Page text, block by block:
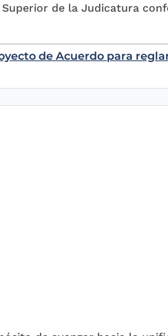
Superior de la Judicatura
de Acuerdo para